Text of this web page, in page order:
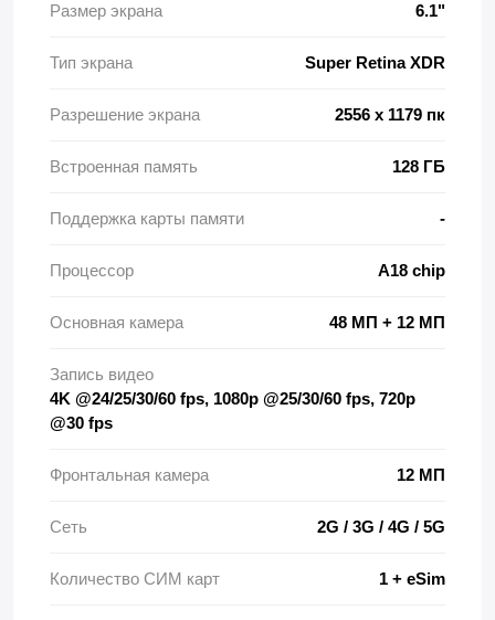
Размер экрана 6.1"
Тип экрана Super Retina XDR
Разрешение экрана 2556 x 1179 пк
Встроенная память 128 ГБ
Поддержка карты памяти -
Процессор A18 chip
Основная камера 48 МП + 12 МП
Запись видео
4K @24/25/30/60 fps, 1080p @25/30/60 fps, 720p
@30 fps
Фронтальная камера 12 МП
Сеть 2G / 3G / 4G / 5G
Количество СИМ карт 1 + eSim